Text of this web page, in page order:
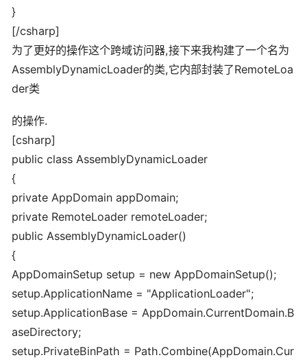
}
[/csharp]
为了更好的操作这个跨域访问器,接下来我构建了一个名为
AssemblyDynamicLoader的类,它内部封装了RemoteLoa
der类
的操作.
[csharp]
public class AssemblyDynamicLoader
{
private AppDomain appDomain;
private RemoteLoader remoteLoader;
public AssemblyDynamicLoader()
{
AppDomainSetup setup = new AppDomainSetup();
setup.ApplicationName = "ApplicationLoader";
setup.ApplicationBase = AppDomain.CurrentDomain.B
aseDirectory;
setup.PrivateBinPath = Path.Combine(AppDomain.Cur